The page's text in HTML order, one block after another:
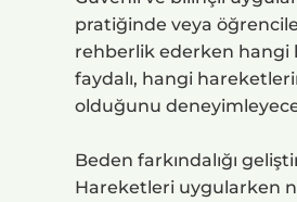
pratiğinde veya
rehberlik ederken hangi
faydalı, hangi
olduğunu
Beden farkındalığı
Hareketleri uygularken